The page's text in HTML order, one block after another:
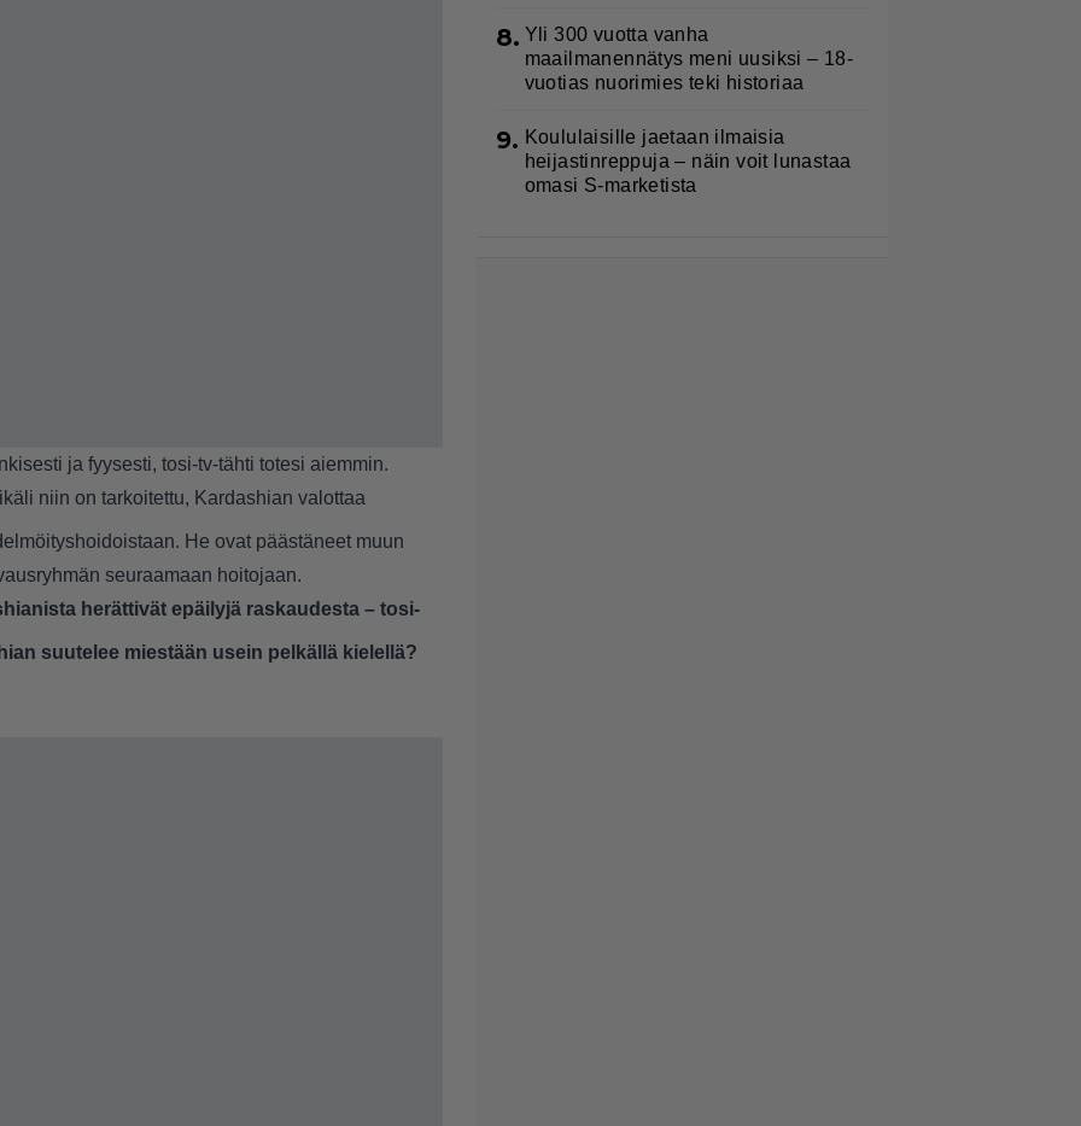
ja fyysesti, tosi-tv-tähti totesi aiemmin.
niin on tarkoitettu, Kardashian valottaa
He ovat päästäneet muun
seuraamaan hoitojaan.
herättivät epäilyjä raskaudesta – tosi-
suutelee miestään usein pelkällä kielellä?
8. Yli 300 vuotta vanha
maailmanennätys meni uusiksi – 18-
vuotias nuorimies teki historiaa
9. Koululaisille jaetaan ilmaisia
heijastinreppuja – näin voit lunastaa
omasi S-marketista